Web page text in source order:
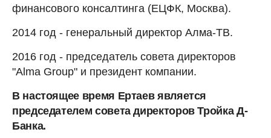
финансового консалтинга (ЕЦФК, Москва).
2014 год - генеральный директор Алма-ТВ.
2016 год - председатель совета директоров
"Alma Group" и президент компании.
В настоящее время Ертаев является
председателем совета директоров Тройка Д-
Банка.